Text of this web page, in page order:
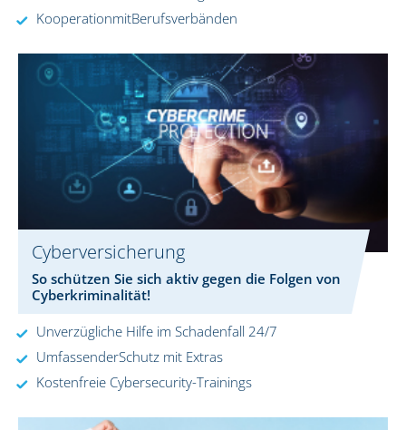
KooperationmitBerufsverbänden
Cyberversicherung
So schützen Sie sich aktiv gegen die Folgen von
Cyberkriminalität!
Unverzügliche Hilfe im Schadenfall 24/7
UmfassenderSchutz mit Extras
Kostenfreie Cybersecurity-Trainings